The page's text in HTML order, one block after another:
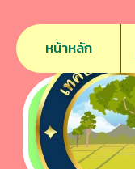
หน้าหลัก